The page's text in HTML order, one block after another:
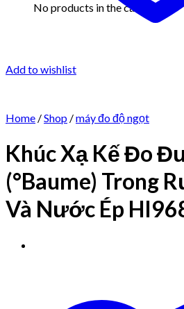
No products in the cart.
Add to wishlist
Home /Shop /máy đo độ ngọt
Khúc Xạ Kế Đo
(°Baume) Trong
Và Nước Ép